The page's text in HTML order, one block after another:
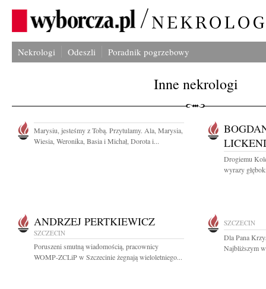
Nekrologi Odeszli Poradnik pogrzebowy
Inne nekrologi
Marysiu, jesteśmy z Tobą. Przytulamy. Ala, Marysia,
Wiesia, Weronika, Basia i Michał, Dorota i...
Drogiemu
wyrazy
ANDRZEJ PERTKIEWICZ
SZCZECIN
Poruszeni smutną wiadomością, pracownicy
WOMP-ZCLiP w Szczecinie żegnają wieloletniego...
SZCZECIN
Dla Pana
Najbliższym